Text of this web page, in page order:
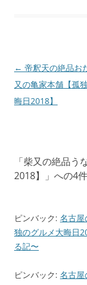
投
稿
ナ
← 帝釈天の絶品お
又の亀家本舗【孤
晦日2018】
「柴又の絶品う
2018】
」への4
ピンバック: 名古屋
独のグルメ大晦日
る記〜
ピンバック: 名古屋